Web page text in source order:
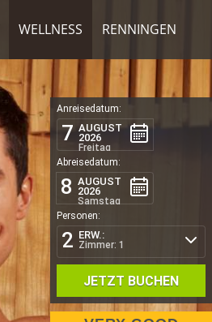
WELLNESS RENNINGEN
Anreisedatum:
7 AUGUST
2026
Freitag
Abreisedatum:
8 AUGUST
2026
Samstag
Personen:
2 ERW.:
Zimmer: 1